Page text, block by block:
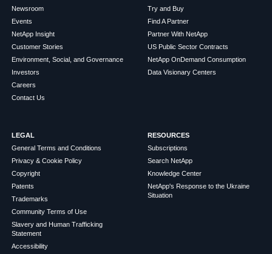
Newsroom
Events
NetApp Insight
Customer Stories
Environment, Social, and Governance
Investors
Careers
Contact Us
Try and Buy
Find A Partner
Partner With NetApp
US Public Sector Contracts
NetApp OnDemand Consumption
Data Visionary Centers
LEGAL
General Terms and Conditions
Privacy & Cookie Policy
Copyright
Patents
Trademarks
Community Terms of Use
Slavery and Human Trafficking
Statement
Accessibility
RESOURCES
Subscriptions
Search NetApp
Knowledge Center
NetApp's Response to the Ukraine
Situation